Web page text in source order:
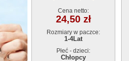
Cena netto:
24,50 zł
Rozmiary w paczce:
1-4Lat
Płeć - dzieci:
Chłopcy